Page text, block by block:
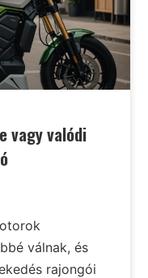
vagy valódi
válnak, és
rajongói